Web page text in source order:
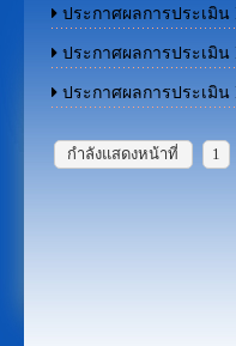
ประกาศผลการประเมิ
ประกาศผลการประเมิ
ประกาศผลการประเมิ
กำลังแสดงหน้าที่ 1